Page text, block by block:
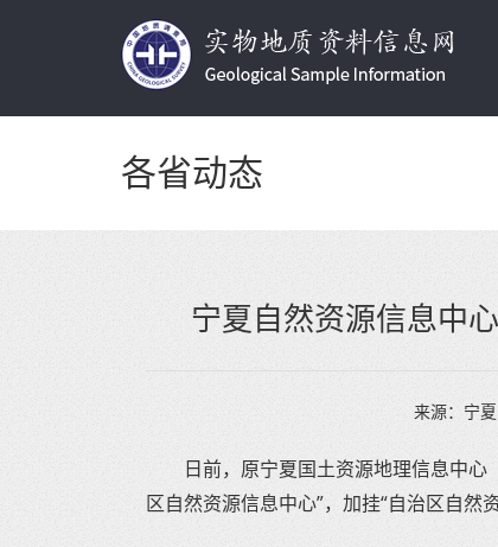
各省动态
宁夏自然资源信息中
来源： 宁
日前，原宁夏国土资源地理信息中
区自然资源信息中心”，加挂“自治区自然